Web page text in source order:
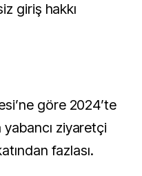
giriş hakkı
göre 2024’te
ziyaretçi
fazlası.